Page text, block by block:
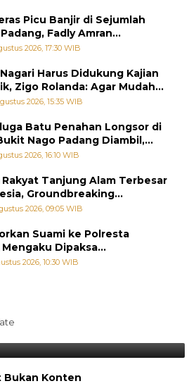
Picu Banjir di Sejumlah
Fadly Amran
OPD Siaga
2026, 17:30 WIB
Harus Didukung Kajian
Zigo Rolanda: Agar Mudah
di Kementerian
2026, 15:35 WIB
Batu Penahan Longsor di
Nago Padang Diambil,
Bencana Terulang
2026, 16:10 WIB
Tanjung Alam Terbesar
Groundbreaking
2026, 09:05 WIB
Suami ke Polresta
Mengaku Dipaksa
dengan Pria Lain
2026, 10:30 WIB
tetapi Jepang Selalu
Kejutan
Bukan Konten